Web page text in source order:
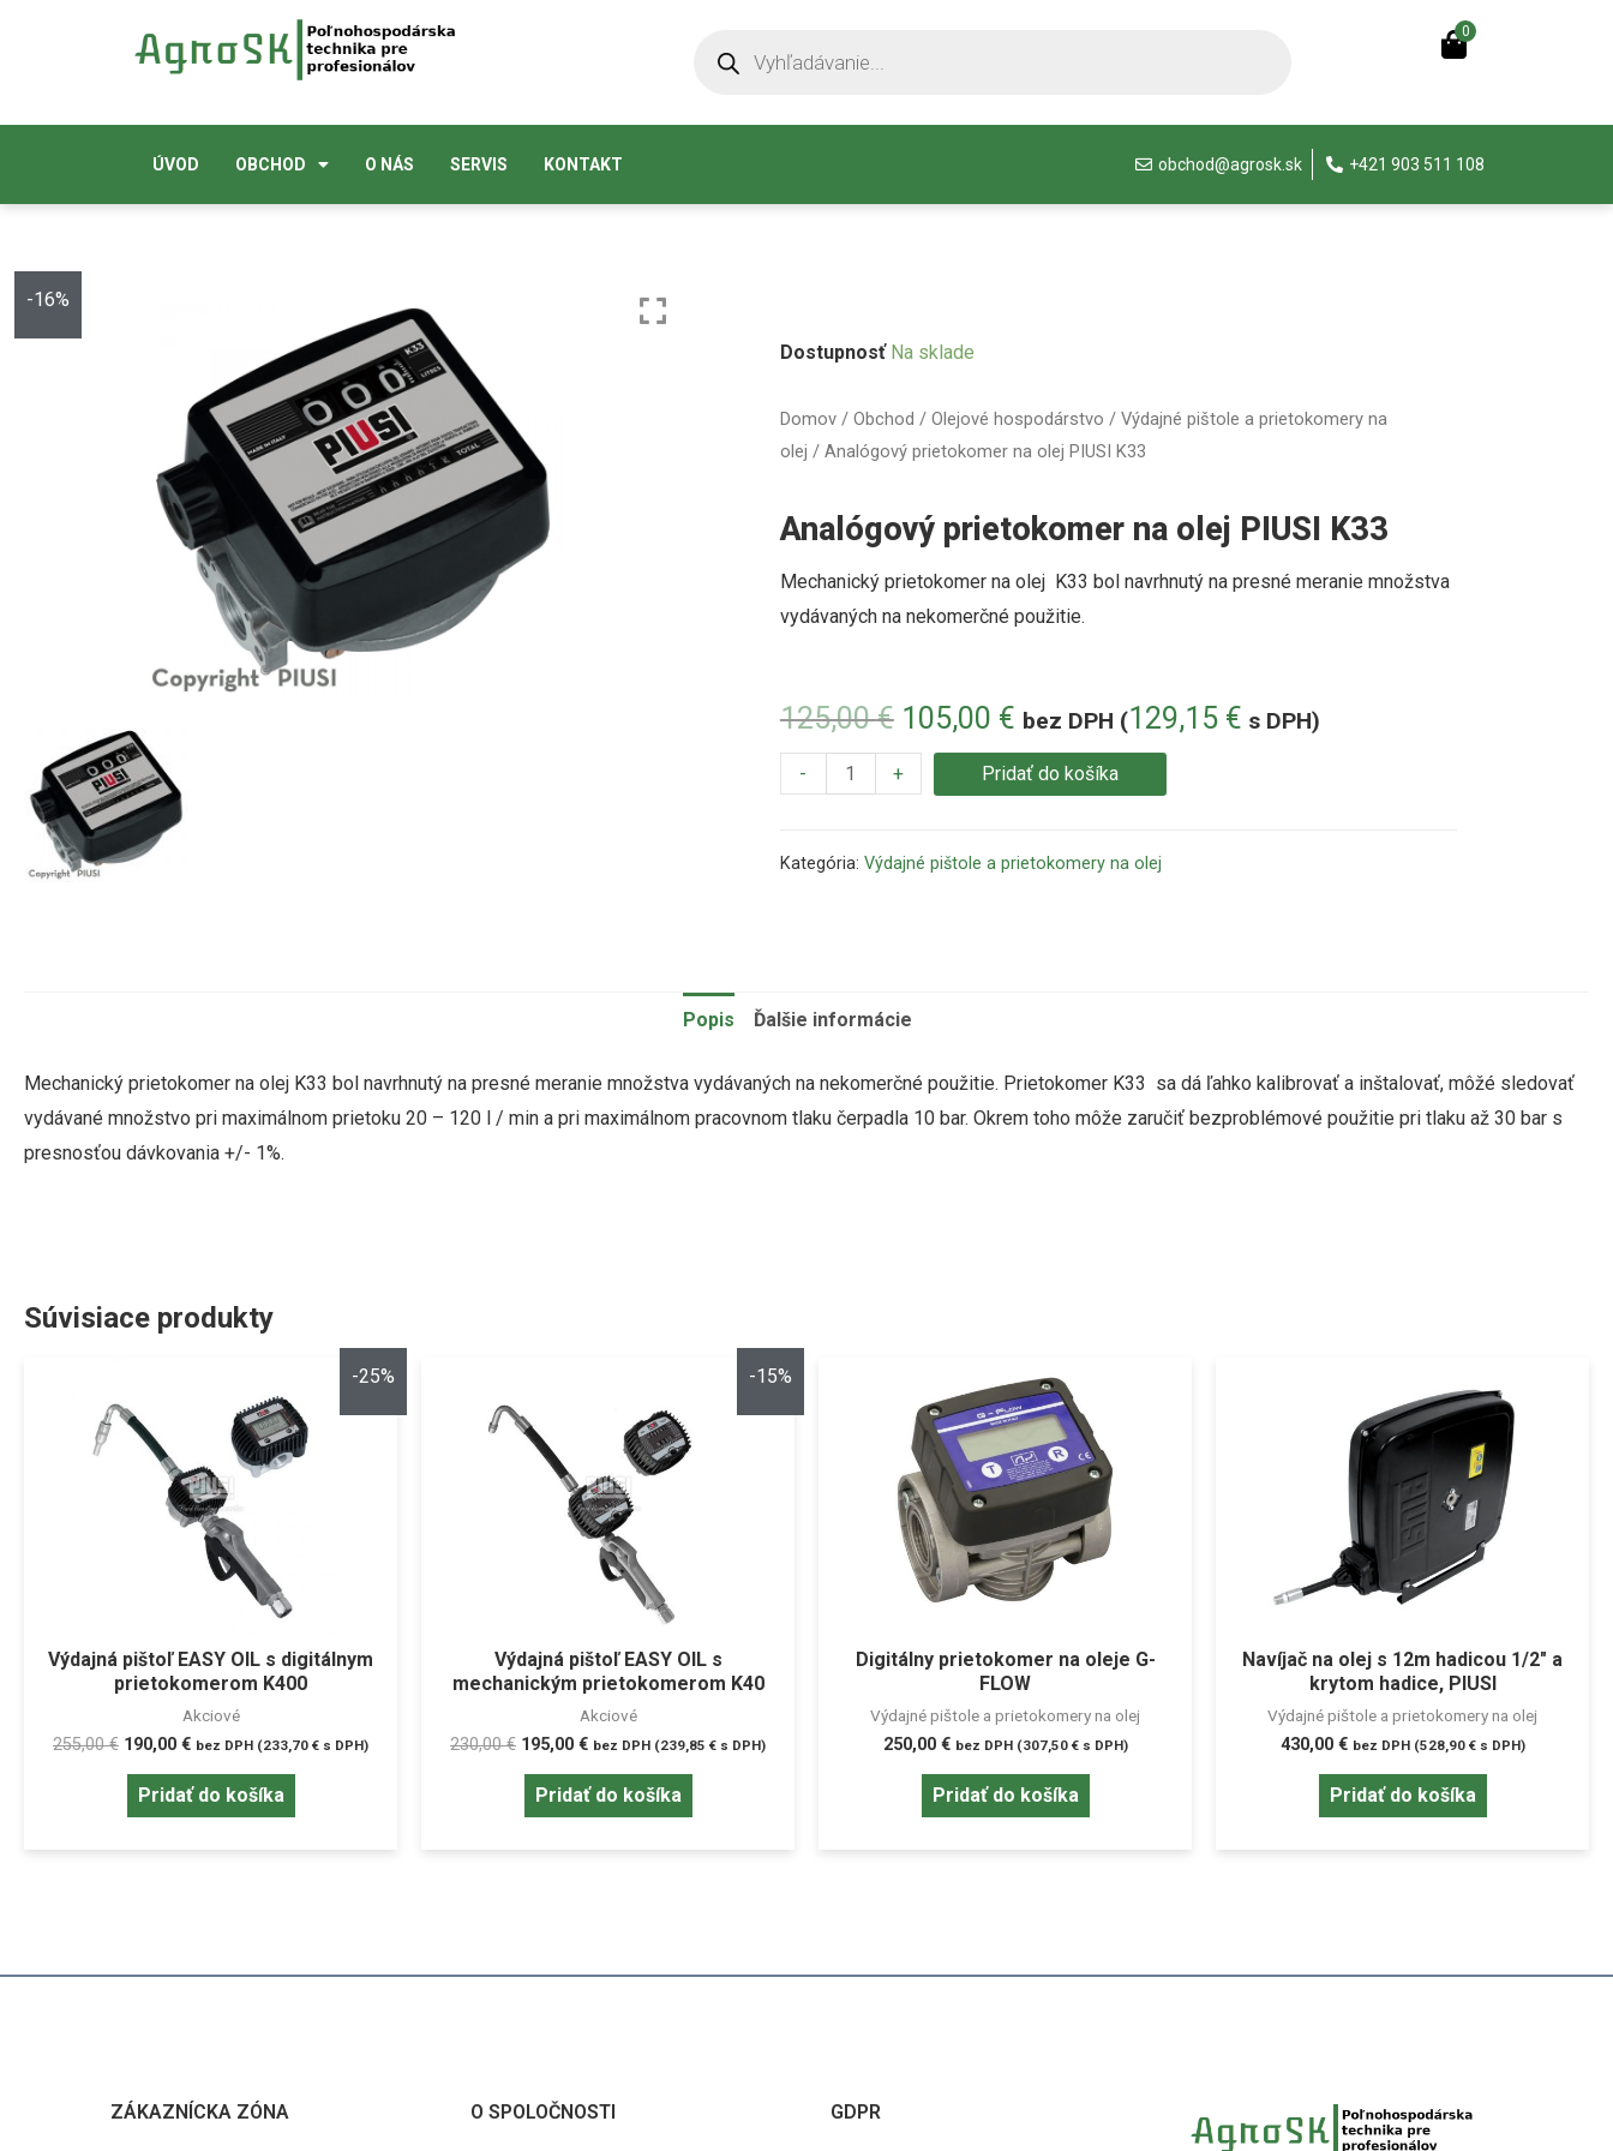
0
ÚVOD OBCHOD O NÁS SERVIS KONTAKT obchod@agrosk.sk +421 903 511 108
-16%
Domov/ Obchod / Olejové hospodárstvo / Výdajné pištole a prietokomery na
olej / Analógový prietokomer na olej PIUSI K33
Analógový prietokomer na olej PIUSI K33
125,00€ 105,00 € bez DPH (129,15 € s DPH)
Mechanický prietokomer na olej K33 bol navrhnutý na presné meranie množstva
vydávaných na nekomerčné použitie.
Dostupnosť Na sklade
- + Pridať do košíka
Kategória: Výdajné pištole a prietokomery na olej
Popis Ďalšie informácie
Mechanický prietokomer na olej K33 bol navrhnutý na presné meranie množstva vydávaných na nekomerčné použitie. Prietokomer K33 sa dá ľahko kalibrovať a inštalovať, môžé sledovať
vydávané množstvo pri maximálnom prietoku 20 – 120 l / min a pri maximálnom pracovnom tlaku čerpadla 10 bar. Okrem toho môže zaručiť bezproblémové použitie pri tlaku až 30 bar s
presnosťou dávkovania +/- 1%.
Súvisiace produkty
-25%
Výdajná pištoľ EASY OIL s digitálnym
prietokomerom K400
Akciové
255,00€ 190,00 € bez DPH (233,70 € s DPH)
Pridať do košíka
-15%
Výdajná pištoľ EASY OIL s
mechanickým prietokomerom K40
Akciové
230,00€ 195,00 € bez DPH (239,85 € s DPH)
Pridať do košíka
Digitálny prietokomer na oleje G-
FLOW
Výdajné pištole a prietokomery na olej
250,00 € bez DPH (307,50 €s DPH)
Pridať do košíka
Navíjač na olej s 12m hadicou 1/2″ a
krytom hadice, PIUSI
Výdajné pištole a prietokomery na olej
430,00 € bez DPH (528,90 €s DPH)
Pridať do košíka
ZÁKAZNÍCKA ZÓNA O SPOLOČNOSTI GDPR